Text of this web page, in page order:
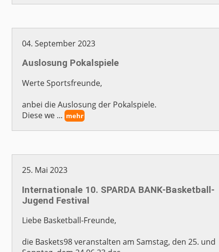
04. September 2023
Auslosung Pokalspiele
Werte Sportsfreunde,
anbei die Auslosung der Pokalspiele.
Diese we ... mehr
25. Mai 2023
Internationale 10. SPARDA BANK-Basketball-
Jugend Festival
Liebe Basketball-Freunde,
die Baskets98 veranstalten am Samstag, den 25. und